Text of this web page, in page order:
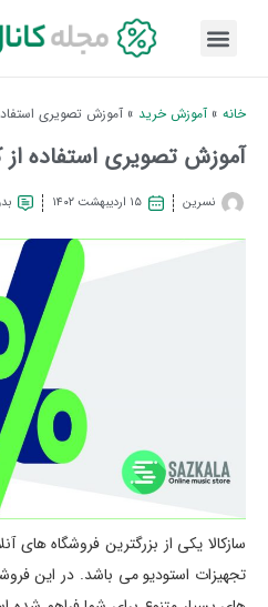
خانه » آموزش خرید » آموزش تصویری
آموزش تصویری استفاده از
نسرین ۱۵ اردیبهشت ۱۴۰۲
سازکالا یکی از بزرگترین فروشگاه های
تجهیزات استودیو می باشد. در این